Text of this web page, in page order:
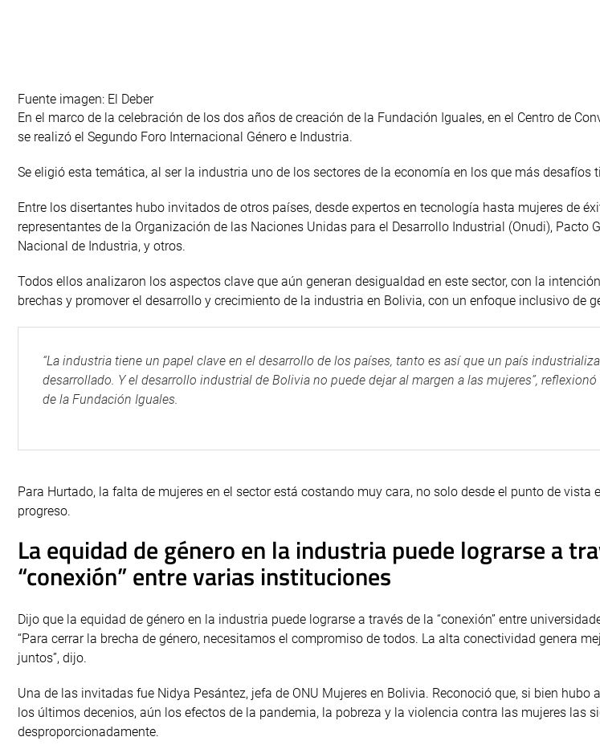
Fuente imagen: El Deber
En el marco de la celebración de los dos años de creación de la Fundación Iguales, en el Centro de
se realizó el Segundo Foro Internacional Género e Industria.
Se eligió esta temática, al ser la industria uno de los sectores de la economía en los que más desafíos
Entre los disertantes hubo invitados de otros países, desde expertos en tecnología hasta mujeres de
representantes de la Organización de las Naciones Unidas para el Desarrollo Industrial (Onudi), Pacto
Nacional de Industria, y otros.
Todos ellos analizaron los aspectos clave que aún generan desigualdad en este sector, con la
brechas y promover el desarrollo y crecimiento de la industria en Bolivia, con un enfoque inclusivo de
“La industria tiene un papel clave en el desarrollo de los países, tanto es así que un país
desarrollado. Y el desarrollo industrial de Bolivia no puede dejar al margen a las mujeres”,
de la Fundación Iguales.
Para Hurtado, la falta de mujeres en el sector está costando muy cara, no solo desde el punto de vista
progreso.
La equidad de género en la industria puede lograrse a
“conexión” entre varias instituciones
Dijo que la equidad de género en la industria puede lograrse a través de la “conexión” entre
“Para cerrar la brecha de género, necesitamos el compromiso de todos. La alta conectividad genera
juntos”, dijo.
Una de las invitadas fue Nidya Pesántez, jefa de ONU Mujeres en Bolivia. Reconoció que, si bien hubo
los últimos decenios, aún los efectos de la pandemia, la pobreza y la violencia contra las mujeres las
desproporcionadamente.